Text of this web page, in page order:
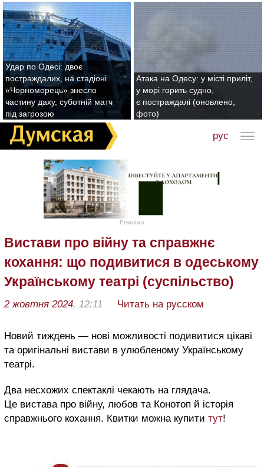
Удар по Одесі: двоє
постраждалих, на стадіоні
«Чорноморець» знесло
частину даху, суботній матч
під загрозою
Атака на Одесу: у місті приліт,
у морі горить судно,
є постраждалі (оновлено,
фото)
рус
Реклама
Вистави про війну та справжнє
кохання: що подивитися в одеському
Українському театрі (суспільство)
2 жовтня 2024, 12:11 Читать на русском
Новий тиждень — нові можливості подивитися цікаві
та оригінальні вистави в улюбленому Українському
театрі.
Два несхожих спектаклі чекають на глядача.
Це вистава про війну, любов та Конотоп й історія
справжнього кохання. Квитки можна купити тут!